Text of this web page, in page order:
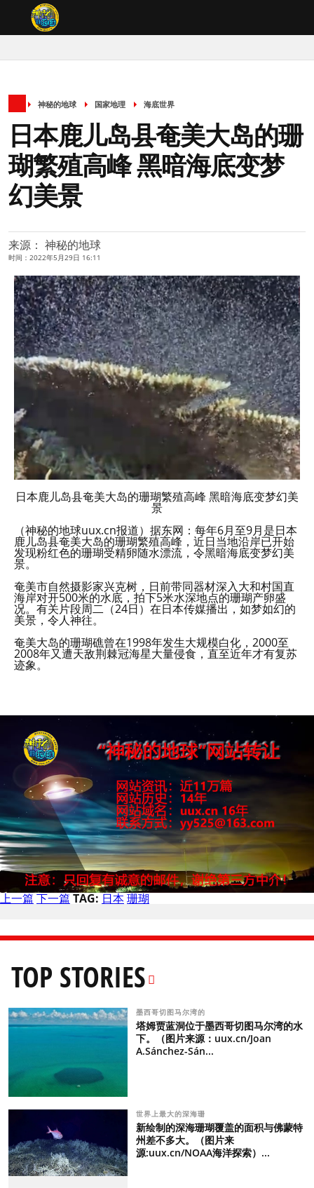
神秘的地球 国家地理 海底世界
日本鹿儿岛县奄美大岛的珊
瑚繁殖高峰 黑暗海底变梦
幻美景
来源： 神秘的地球
时间：2022年5月29日 16:11
日本鹿儿岛县奄美大岛的珊瑚繁殖高峰 黑暗海底变梦幻美
景
（神秘的地球uux.cn报道）据东网：每年6月至9月是日本
鹿儿岛县奄美大岛的珊瑚繁殖高峰，近日当地沿岸已开始
发现粉红色的珊瑚受精卵随水漂流，令黑暗海底变梦幻美
景。
奄美市自然摄影家兴克树，日前带同器材深入大和村国直
海岸对开500米的水底，拍下5米水深地点的珊瑚产卵盛
况。有关片段周二（24日）在日本传媒播出，如梦如幻的
美景，令人神往。
奄美大岛的珊瑚礁曾在1998年发生大规模白化，2000至
2008年又遭天敌荆棘冠海星大量侵食，直至近年才有复苏
迹象。
上一篇下一篇TAG:日本珊瑚
TOP STORIES
墨西哥切图马尔湾的
塔姆贾蓝洞位于墨西哥切图马尔湾的水
下。（图片来源：uux.cn/Joan
A.Sánchez-Sán...
世界上最大的深海珊
新绘制的深海珊瑚覆盖的面积与佛蒙特
州差不多大。（图片来
源:uux.cn/NOAA海洋探索）...